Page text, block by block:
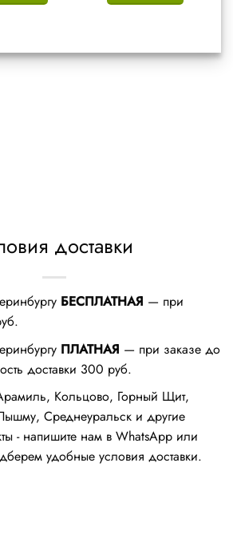
доставки
БЕСПЛАТНАЯ — при
ПЛАТНАЯ — при заказе до
доставки 300 руб.
Кольцово, Горный Щит,
Среднеуральск и другие
- напишите нам в WhatsApp или
удобные условия доставки.